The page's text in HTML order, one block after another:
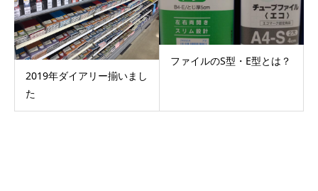
2019年ダイアリー揃いまし
た
ファイルのS型・E型とは？